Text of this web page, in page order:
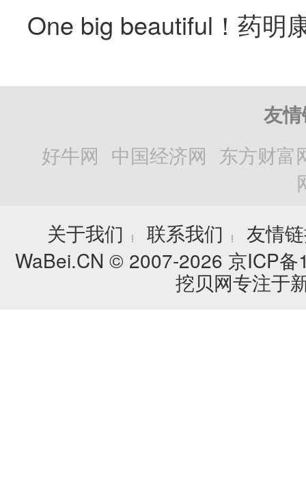
友
好牛网 中国经济网 东方财富
关于我们
┊ 联系我们 ┊
友情
WaBei.CN © 2007-2026 京ICP
挖贝网专注于